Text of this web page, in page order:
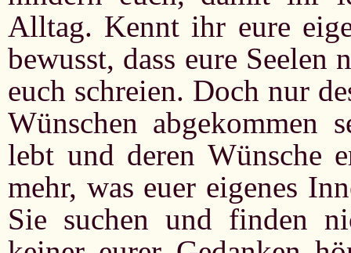
Alltag. Kennt ihr eure
bewusst, dass eure
euch schreien. Doch nur
Wünschen abgekommen
lebt und deren Wünsche
mehr, was euer eigenes
Sie suchen und finden